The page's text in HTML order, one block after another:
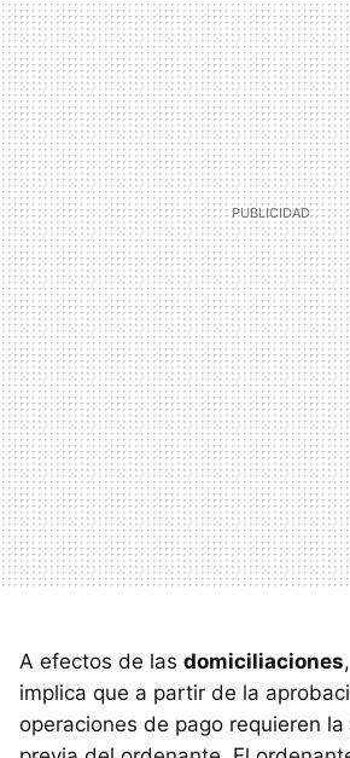
A efectos de las domiciliaciones
implica que a partir de la
operaciones de pago requieren